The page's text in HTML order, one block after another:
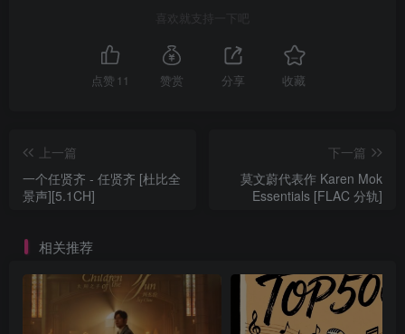
喜欢就支持一下吧
点赞 11 赞赏 分享 收藏
上一篇
一个任贤齐 - 任贤齐 [杜比全
景声][5.1CH]
下一篇
莫文蔚代表作 Karen Mok
Essentials [FLAC 分轨]
相关推荐